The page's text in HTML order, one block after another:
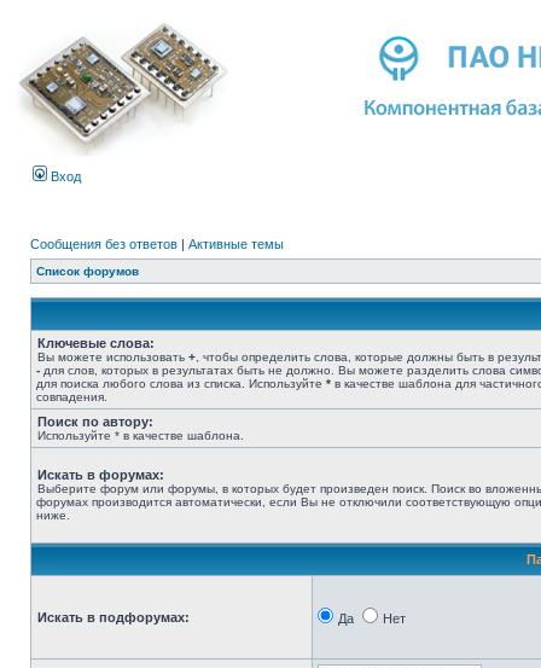
Вход
Сообщения без ответов | Активные темы
Список форумов
Ключевые слова:
Вы можете использовать + , чтобы определить слова, которые должны быть в
- для слов, которых в результатах быть не должно. Вы можете разделить слова
для поиска любого слова из списка. Используйте * в качестве шаблона для
совпадения.
Поиск по автору:
Используйте * в качестве шаблона.
Искать в форумах:
Выберите форум или форумы, в которых будет произведен поиск. Поиск во
форумах производится автоматически, если Вы не отключили соответствующую
ниже.
Искать в подфорумах: Да Нет